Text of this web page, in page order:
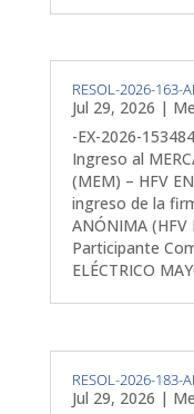
RESOL-2026-163-
Jul 29, 2026 |
-EX-2026-
Ingreso al
(MEM) – HFV
ingreso de la
ANÓNIMA (HFV
Participante
ELÉCTRICO
RESOL-2026-183-
Jul 29, 2026 |